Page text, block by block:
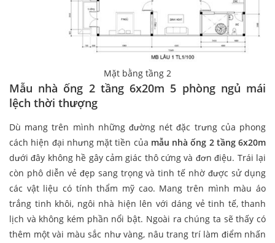
Mặt bằng tầng 2
Mẫu nhà ống 2 tầng 6x20m 5 phòng ngủ mái
lệch thời thượng
Dù mang trên mình những đường nét đặc trưng của phong
cách hiện đại nhưng mặt tiền của mẫu nhà ống 2 tầng 6x20m
dưới đây không hề gây cảm giác thô cứng và đơn điệu. Trái lại
còn phô diễn vẻ đẹp sang trọng và tinh tế nhờ được sử dụng
các vật liệu có tính thẩm mỹ cao. Mang trên mình màu áo
trắng tinh khôi, ngôi nhà hiện lên với dáng vẻ tinh tế, thanh
lịch và không kém phần nổi bật. Ngoài ra chúng ta sẽ thấy có
thêm một vài màu sắc như vàng, nâu trang trí làm điểm nhấn